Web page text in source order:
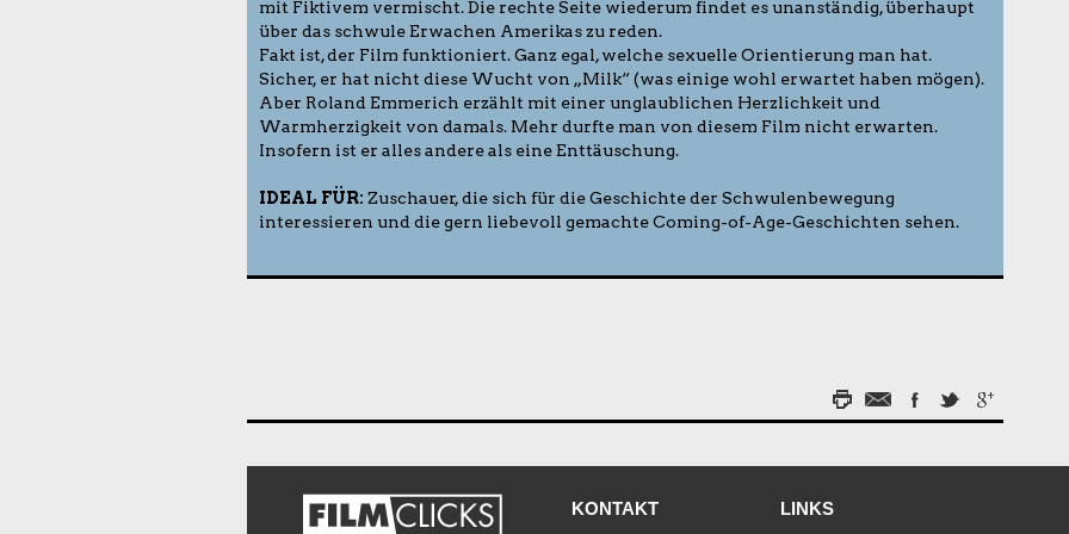
mit Fiktivem vermischt. Die rechte Seite wiederum findet es unanständig, überhaupt
über das schwule Erwachen Amerikas zu reden.
Fakt ist, der Film funktioniert. Ganz egal, welche sexuelle Orientierung man hat.
Sicher, er hat nicht diese Wucht von „Milk“ (was einige wohl erwartet haben mögen).
Aber Roland Emmerich erzählt mit einer unglaublichen Herzlichkeit und
Warmherzigkeit von damals. Mehr durfte man von diesem Film nicht erwarten.
Insofern ist er alles andere als eine Enttäuschung.
IDEAL FÜR: Zuschauer, die sich für die Geschichte der Schwulenbewegung
interessieren und die gern liebevoll gemachte Coming-of-Age-Geschichten sehen.
KONTAKT LINKS